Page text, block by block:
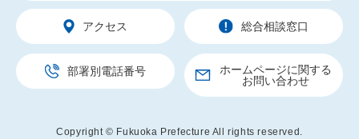
アクセス 総合相談窓口
部署別電話番号
ホームページに関する
お問い合わせ
Copyright © Fukuoka Prefecture All rights reserved.